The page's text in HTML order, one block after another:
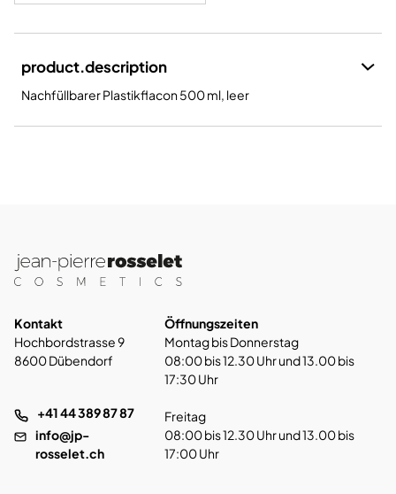
product.description
Nachfüllbarer Plastikflacon 500 ml, leer
Kontakt
Hochbordstrasse 9
8600 Dübendorf
+41 44 389 87 87
info@jp-
rosselet.ch
Öffnungszeiten
Montag bis Donnerstag
08:00 bis 12.30 Uhr und 13.00 bis
17:30 Uhr
Freitag
08:00 bis 12.30 Uhr und 13.00 bis
17:00 Uhr